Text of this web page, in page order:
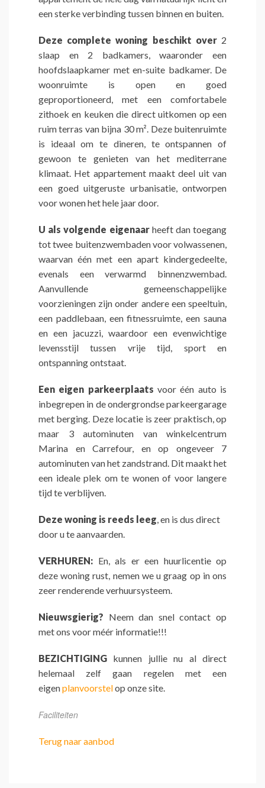
een sterke verbinding tussen binnen en buiten.
Deze complete woning beschikt over2
slaap en 2 badkamers, waaronder een
hoofdslaapkamer met en-suite badkamer. De
woonruimte is open en goed
geproportioneerd, met een comfortabele
zithoek en keuken die direct uitkomen op een
ruim terras van bijna 30 m². Deze buitenruimte
is ideaal om te dineren, te ontspannen of
gewoon te genieten van het mediterrane
klimaat. Het appartement maakt deel uit van
een goed uitgeruste urbanisatie, ontworpen
voor wonen het hele jaar door.
U als volgende eigenaarheeft dan toegang
tot twee buitenzwembaden voor volwassenen,
waarvan één met een apart kindergedeelte,
evenals een verwarmd binnenzwembad.
Aanvullende gemeenschappelijke
voorzieningen zijn onder andere een speeltuin,
een paddlebaan, een fitnessruimte, een sauna
en een jacuzzi, waardoor een evenwichtige
levensstijl tussen vrije tijd, sport en
ontspanning ontstaat.
Een eigen parkeerplaats voor één auto is
inbegrepen in de ondergrondse parkeergarage
met berging. Deze locatie is zeer praktisch, op
maar 3 autominuten van winkelcentrum
Marina en Carrefour, en op ongeveer 7
autominuten van het zandstrand. Dit maakt het
een ideale plek om te wonen of voor langere
tijd te verblijven.
Deze woning is reeds leeg, en is dus direct
door u te aanvaarden.
VERHUREN: En, als er een huurlicentie op
deze woning rust, nemen we u graag op in ons
zeer renderende verhuursysteem.
Nieuwsgierig? Neem dan snel contact op
met ons voor méér informatie!!!
BEZICHTIGING kunnen jullie nu al direct
helemaal zelf gaan regelen met een
eigenplanvoorstelop onze site.
Faciliteiten
Terug naar aanbod